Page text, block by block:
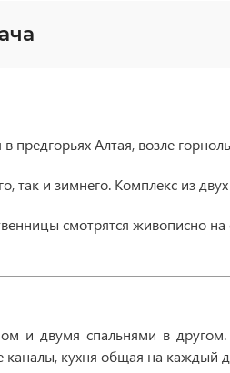
предгорьях Алтая, возле
так и зимнего. Комплекс из
смотрятся живописно
и двумя спальнями в
каналы, кухня общая на каждый